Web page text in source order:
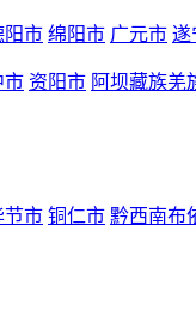
阳市 绵阳市 广元市 遂
市 资阳市 阿坝藏族羌
节市 铜仁市 黔西南布